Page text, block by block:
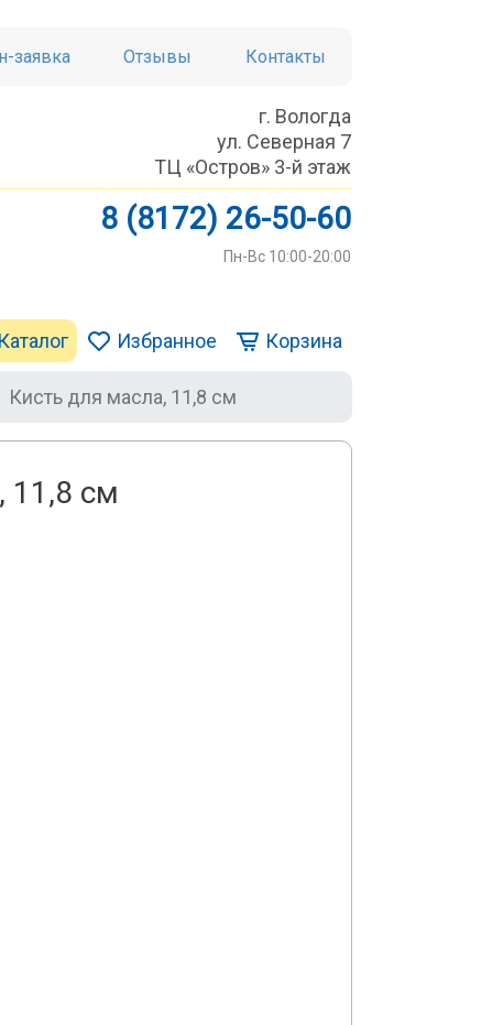
заявка Отзывы Контакты
г. Вологда
ул. Северная 7
ТЦ «Остров» 3-й этаж
8 (8172) 26-50-60
Пн-Вс 10:00-20:00
Каталог Избранное Корзина
Кисть для масла, 11,8 см
11,8 см